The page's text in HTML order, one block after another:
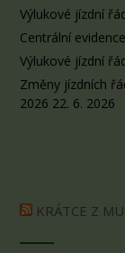
Výlukové jízdní
Centrální
Výlukové jízdní
Změny jízdních
2026 22. 6. 2026
KRÁTCE Z